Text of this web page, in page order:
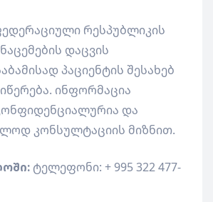
რესპუბლიკის
დაცვის
პაციენტის შესახებ
ინფორმაცია
და
კონსულტაციის მიზნით.
ტელეფონი: + 995 322 477-